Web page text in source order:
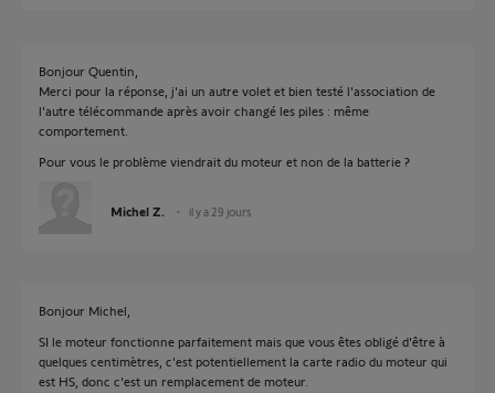
Bonjour Quentin,
Merci pour la réponse, j'ai un autre volet et bien testé l'association de
l'autre télécommande après avoir changé les piles : même
comportement.
Pour vous le problème viendrait du moteur et non de la batterie ?
Michel Z. il y a 29 jours
Bonjour Michel,
SI le moteur fonctionne parfaitement mais que vous êtes obligé d'être à
quelques centimètres, c'est potentiellement la carte radio du moteur qui
est HS, donc c'est un remplacement de moteur.